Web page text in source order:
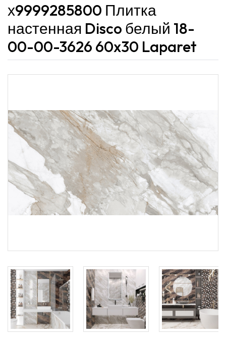
х9999285800 Плитка
настенная Disco белый 18-
00-00-3626 60x30 Laparet